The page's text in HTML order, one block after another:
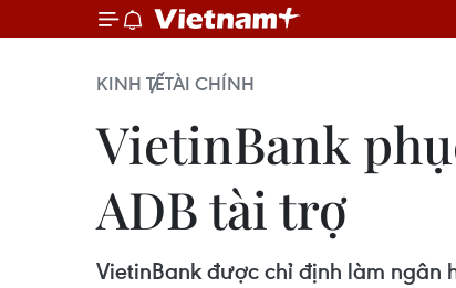
KINH TẾTÀI CHÍNH
VietinBank
ADB tài trợ
VietinBank được chỉ định làm ngân